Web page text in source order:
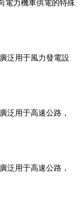
電力機車供電的特殊
泛用于風力發電設
泛用于高速公路，
泛用于高速公路，